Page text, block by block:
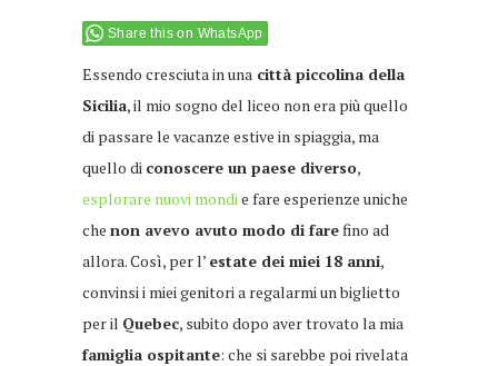
Share this on WhatsApp
Essendo cresciuta in una città piccolina della
Sicilia, il mio sogno del liceo non era più quello
di passare le vacanze estive in spiaggia, ma
quello di conoscere un paese diverso,
esplorare nuovi mondie fare esperienze uniche
che non avevo avuto modo di farefino ad
allora. Così, per l’ estate dei miei 18 anni,
convinsi i miei genitori a regalarmi un biglietto
per il Quebec, subito dopo aver trovato la mia
famiglia ospitante: che si sarebbe poi rivelata